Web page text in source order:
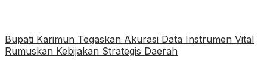
Bupati Karimun Tegaskan Akurasi Data Instrumen Vital
Rumuskan Kebijakan Strategis Daerah